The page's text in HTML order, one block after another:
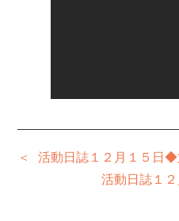
活動日誌１２月１５日
活動日誌１